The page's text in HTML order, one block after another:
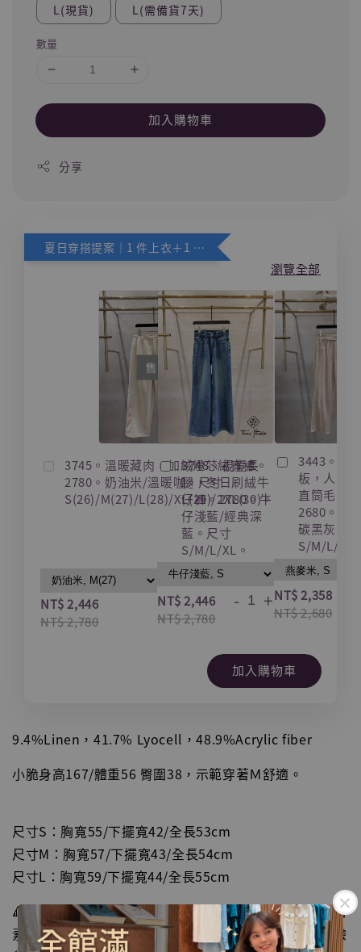
L(現貨) L(需備貨7天)
數量
加入購物車
分享
夏日穿搭提案｜1 件上衣＋1 件下身，下身享 88 折
瀏覽全部
售完
3745。溫暖藏肉，加絨燈芯絨寬褲。
2780。奶油米/溫暖咖。尺寸
S(26)/M(27)/L(28)/XL(29)/2XL(30)。
NT$ 2,446
NT$ 2,780
3748。視覺長
腿，冬日刷絨牛
仔褲。2780。牛
仔淺藍/經典深
藍。尺寸
S/M/L/XL。
NT$ 2,446
NT$ 2,780
- +
3443。藏
板，人字
直筒毛呢
2680。燕
碳黑灰。
S/M/L/XL
NT$ 2,358
NT$ 2,680
加入購物車
9.4%Linen，41.7% Lyocell，48.9%Acrylic fiber
小脆身高167/體重56 臀圍38，示範穿著Ｍ舒適。
尺寸S：胸寬55/下擺寬42/全長53cm
尺寸M：胸寬57/下擺寬43/全長54cm
尺寸L：胸寬59/下擺寬44/全長55cm
🔺尺寸皆為水平手工測量，會因布料彈性、測量起點等因
素，與實際商品尺寸略有誤差，誤差尺寸±2cm為國際驗